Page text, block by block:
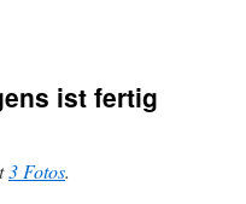
ist fertig
3 Fotos.